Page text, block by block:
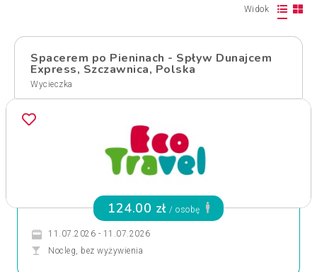
Widok
Spacerem po Pieninach - Spływ Dunajcem
Express, Szczawnica, Polska
Wycieczka
124.00 zł / osobę
11.07.2026 - 11.07.2026
Nocleg, bez wyżywienia